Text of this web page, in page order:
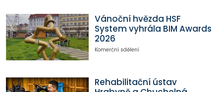
Vánoční hvězda HSF
System vyhrála BIM Awards
2026
Komerční sdělení
Rehabilitační ústav